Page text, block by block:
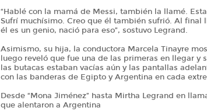
“Hablé con la mamá de Messi, también la llamé.
Sufrí muchísimo. Creo que él también sufrió. Al final
él es un genio, nació para eso”, sostuvo Legrand.
Asimismo, su hija, la conductora Marcela Tinayre
luego reveló que fue una de las primeras en llegar y
las butacas estaban vacías aún y las pantallas
con las banderas de Egipto y Argentina en cada
Desde “Mona Jiménez” hasta Mirtha Legrand en
que alentaron a Argentina